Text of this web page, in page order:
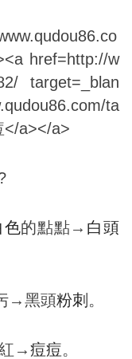
色的點點→ 白頭
→黑頭粉刺 。
→痘痘。